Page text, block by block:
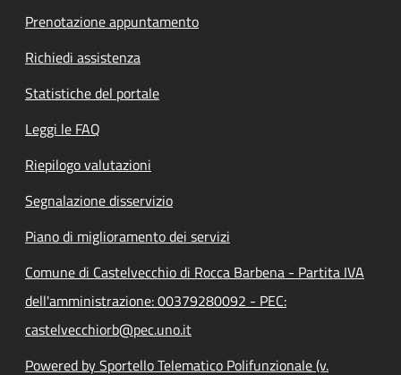
Prenotazione appuntamento
Richiedi assistenza
Statistiche del portale
Leggi le FAQ
Riepilogo valutazioni
Segnalazione disservizio
Piano di miglioramento dei servizi
Comune di Castelvecchio di Rocca Barbena - Partita IVA
dell'amministrazione: 00379280092 - PEC:
castelvecchiorb@pec.uno.it
Powered by Sportello Telematico Polifunzionale (v.